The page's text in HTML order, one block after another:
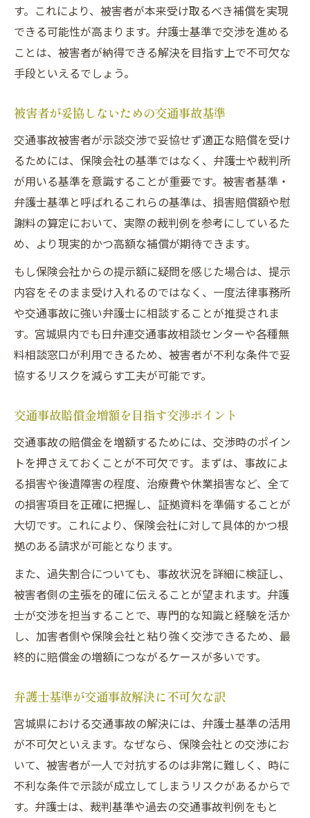
す。これにより、被害者が本来受け取るべき補償を実現
できる可能性が高まります。弁護士基準で交渉を進める
ことは、被害者が納得できる解決を目指す上で不可欠な
手段といえるでしょう。
被害者が妥協しないための交通事故基準
交通事故被害者が示談交渉で妥協せず適正な賠償を受け
るためには、保険会社の基準ではなく、弁護士や裁判所
が用いる基準を意識することが重要です。被害者基準・
弁護士基準と呼ばれるこれらの基準は、損害賠償額や慰
謝料の算定において、実際の裁判例を参考にしているた
め、より現実的かつ高額な補償が期待できます。
もし保険会社からの提示額に疑問を感じた場合は、提示
内容をそのまま受け入れるのではなく、一度法律事務所
や交通事故に強い弁護士に相談することが推奨されま
す。宮城県内でも日弁連交通事故相談センターや各種無
料相談窓口が利用できるため、被害者が不利な条件で妥
協するリスクを減らす工夫が可能です。
交通事故賠償金増額を目指す交渉ポイント
交通事故の賠償金を増額するためには、交渉時のポイン
トを押さえておくことが不可欠です。まずは、事故によ
る損害や後遺障害の程度、治療費や休業損害など、全て
の損害項目を正確に把握し、証拠資料を準備することが
大切です。これにより、保険会社に対して具体的かつ根
拠のある請求が可能となります。
また、過失割合についても、事故状況を詳細に検証し、
被害者側の主張を的確に伝えることが望まれます。弁護
士が交渉を担当することで、専門的な知識と経験を活か
し、加害者側や保険会社と粘り強く交渉できるため、最
終的に賠償金の増額につながるケースが多いです。
弁護士基準が交通事故解決に不可欠な訳
宮城県における交通事故の解決には、弁護士基準の活用
が不可欠といえます。なぜなら、保険会社との交渉にお
いて、被害者が一人で対抗するのは非常に難しく、時に
不利な条件で示談が成立してしまうリスクがあるからで
す。弁護士は、裁判基準や過去の交通事故判例をもと